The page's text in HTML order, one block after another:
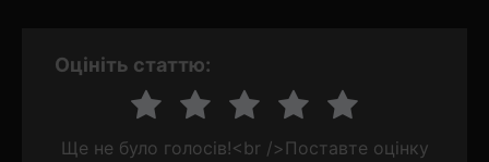
Оцініть статтю:
Ще не було голосів!<br />Поставте оцінку